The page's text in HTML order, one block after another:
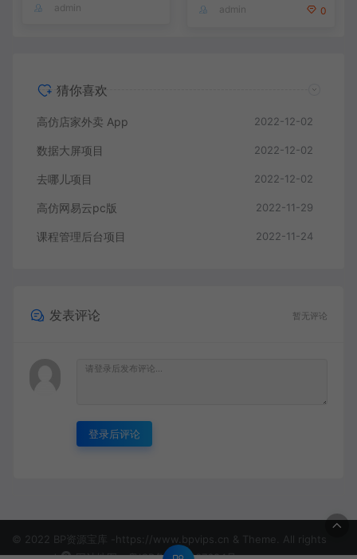
admin admin 0
猜你喜欢
高仿店家外卖 App 2022-12-02
数据大屏项目 2022-12-02
去哪儿项目 2022-12-02
高仿网易云pc版 2022-11-29
课程管理后台项目 2022-11-24
发表评论 暂无评论
登录后评论
© 2022 BP资源宝库 -https://www.bpvips.cn & Theme. All rights